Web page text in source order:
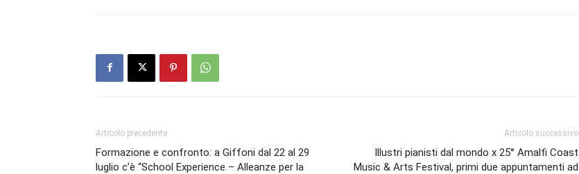
Articolo precedente
Formazione e confronto: a Giffoni dal 22 al 29
luglio c’è “School Experience – Alleanze per la
Articolo successivo
Illustri pianisti dal mondo x 25° Amalfi Coast
Music & Arts Festival, primi due appuntamenti ad